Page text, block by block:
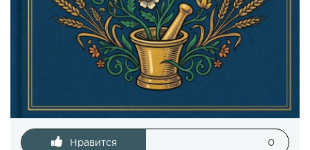
Нравится 0